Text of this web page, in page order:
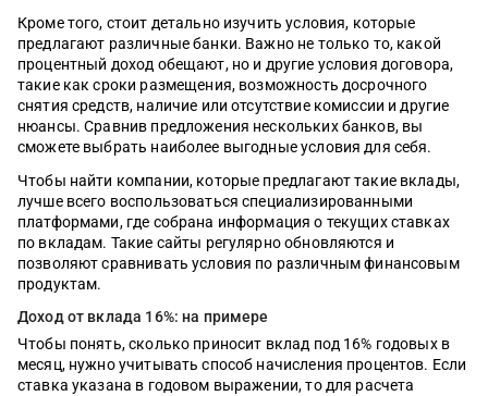
Кроме того, стоит детально изучить условия, которые
предлагают различные банки. Важно не только то, какой
процентный доход обещают, но и другие условия договора,
такие как сроки размещения, возможность досрочного
снятия средств, наличие или отсутствие комиссии и другие
нюансы. Сравнив предложения нескольких банков, вы
сможете выбрать наиболее выгодные условия для себя.
Чтобы найти компании, которые предлагают такие вклады,
лучше всего воспользоваться специализированными
платформами, где собрана информация о текущих ставках
по вкладам. Такие сайты регулярно обновляются и
позволяют сравнивать условия по различным финансовым
продуктам.
Доход от вклада 16%: на примере
Чтобы понять, сколько приносит вклад под 16% годовых в
месяц, нужно учитывать способ начисления процентов. Если
ставка указана в годовом выражении, то для расчета